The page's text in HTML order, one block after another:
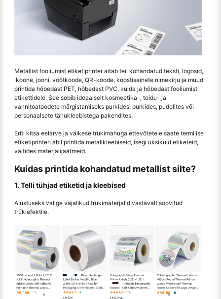
Metallist fooliumist etiketiprinter aitab teil kohandatud teksti, logosid,
ikoone, jooni, vöötkoode, QR-koode, koostisainete nimekirju ja muud
printida hõbedast PET, hõbedast PVC, kulda ja hõbedast fooliumist
etikettidele. See sobib ideaalselt kosmeetika-, toidu- ja
vannitoatoodete märgistamiseks purkides, purkides, pudelites või
personaalsete tänukleebistega pakendites.
Eriti kitsa eelarve ja väikese trükimahuga ettevõtetele saate termilise
etiketiprinteri abil printida metallkleebiseid, isegi üksikuid etiketeid,
vältides materjalijäätmeid.
Kuidas printida kohandatud metallist silte?
1. Telli tühjad etiketid ja kleebised
Alustuseks valige vajalikud trükimaterjalid vastavalt soovitud
trükiefektile.